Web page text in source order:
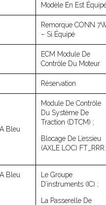
Modèle En Est
Remorque CONN
– Si Équipé
ECM Module De
Contrôle Du Moteur
Réservation
Bleu
Module De Contrôle
Du Système De
Traction (DTCM) ;
Blocage De L’essieu
(AXLE LOC) FT_RRR.
Bleu
Le Groupe
D’instruments (IC) ;
La Passerelle De